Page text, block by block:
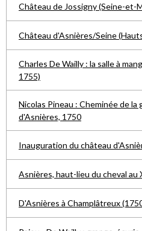
Château de Jossigny (Seine-et-
Château d'Asnières/Seine
Charles De Wailly : la salle à
1755)
Nicolas Pineau : Cheminée de la
d'Asnières, 1750
Inauguration du château
Asnières, haut-lieu du cheval au
D'Asnières à Champlâtreux